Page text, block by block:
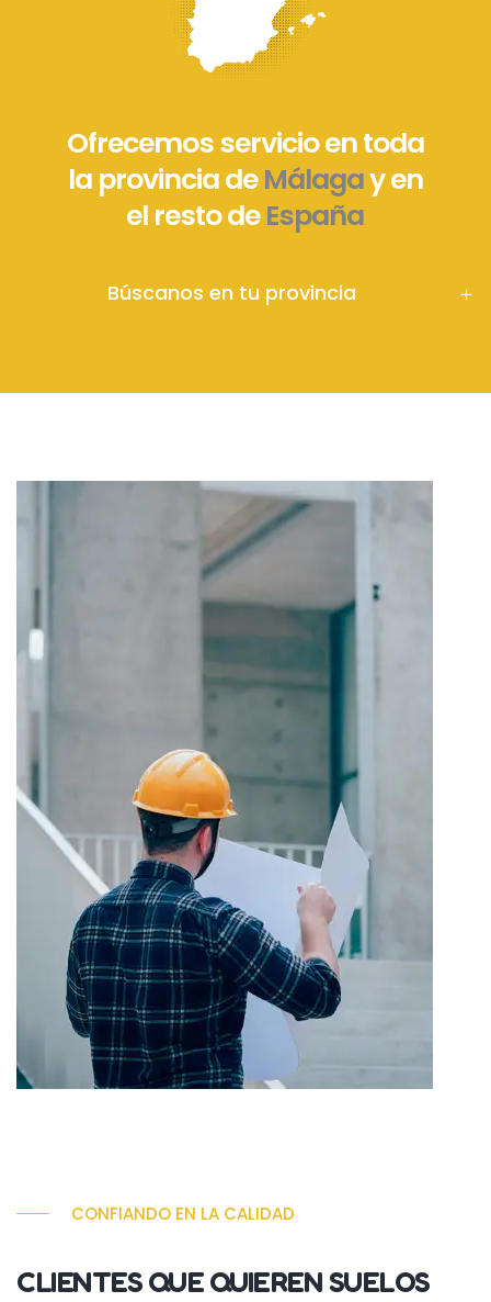
Ofrecemos servicio en toda
la provincia deMálagay en
el resto deEspaña
Búscanos en tu provincia
CONFIANDO EN LA CALIDAD
CLIENTES QUE QUIEREN SUELOS